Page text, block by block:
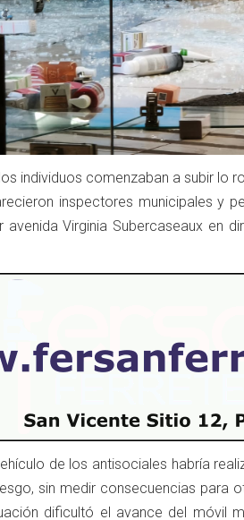
individuos comenzaban a subir lo
inspectores municipales y
avenida Virginia Subercaseaux en
de los antisociales habría
sin medir consecuencias para
dificultó el avance del móvil